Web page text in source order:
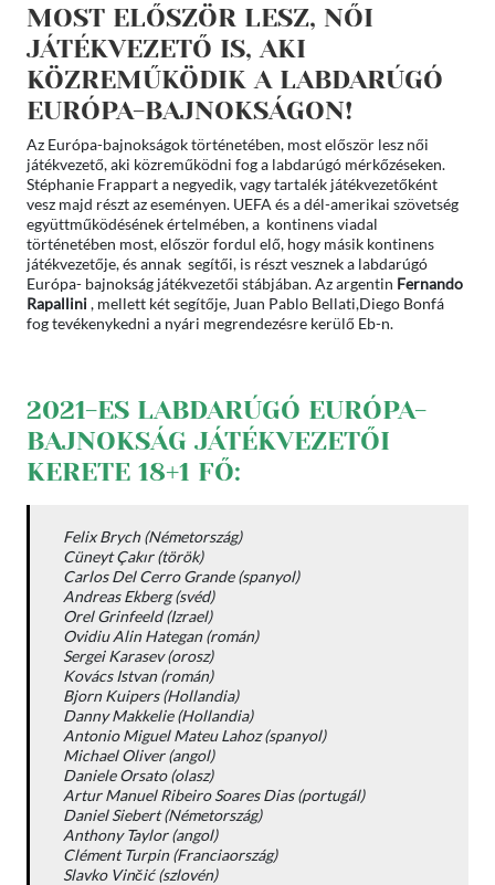
MOST ELŐSZÖR LESZ, NŐI
JÁTÉKVEZETŐ IS, AKI
KÖZREMŰKÖDIK A LABDARÚGÓ
EURÓPA-BAJNOKSÁGON!
Az Európa-bajnokságok történetében, most először lesz női
játékvezető, aki közreműködni fog a labdarúgó mérkőzéseken.
Stéphanie Frappart a negyedik, vagy tartalék játékvezetőként
vesz majd részt az eseményen. UEFA és a dél-amerikai szövetség
együttműködésének értelmében, a kontinens viadal
történetében most, először fordul elő, hogy másik kontinens
játékvezetője, és annak segítői, is részt vesznek a labdarúgó
Európa- bajnokság játékvezetői stábjában. Az argentin Fernando
Rapallini, mellett két segítője, Juan Pablo Bellati,Diego Bonfá
fog tevékenykedni a nyári megrendezésre kerülő Eb-n.
2021-ES LABDARÚGÓ EURÓPA-
BAJNOKSÁG JÁTÉKVEZETŐI
KERETE 18+1 FŐ:
Felix Brych (Németország)
Cüneyt Çakır (török)
Carlos Del Cerro Grande (spanyol)
Andreas Ekberg (svéd)
Orel Grinfeeld (Izrael)
Ovidiu Alin Hategan (román)
Sergei Karasev (orosz)
Kovács Istvan (román)
Bjorn Kuipers (Hollandia)
Danny Makkelie (Hollandia)
Antonio Miguel Mateu Lahoz (spanyol)
Michael Oliver (angol)
Daniele Orsato (olasz)
Artur Manuel Ribeiro Soares Dias (portugál)
Daniel Siebert (Németország)
Anthony Taylor (angol)
Clément Turpin (Franciaország)
Slavko Vinčić (szlovén)